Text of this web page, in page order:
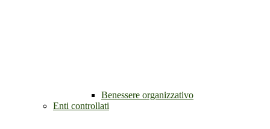
Benessere organizzativo
Enti controllati